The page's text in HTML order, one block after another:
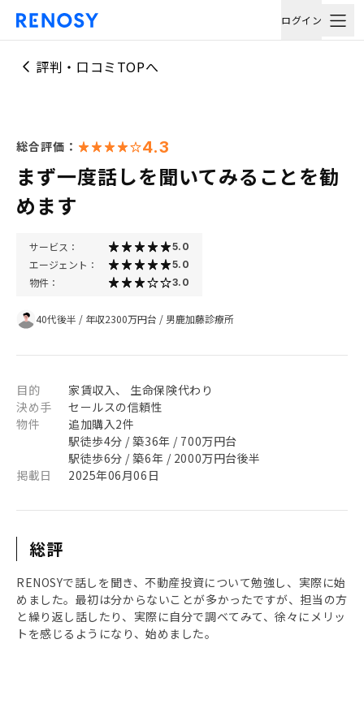
ログイン
評判・口コミTOPへ
総合評価： 4.3
まず一度話しを聞いてみることを勧
めます
サービス： 5.0
エージェント： 5.0
物件： 3.0
40代後半 / 年収2300万円台 / 男鹿加藤診療所
目的
家賃収入、 生命保険代わり
決め手
セールスの信頼性
物件
追加購入2件
駅徒歩4分 / 築36年 / 700万円台
駅徒歩6分 / 築6年 / 2000万円台後半
掲載日
2025年06月06日
総評
RENOSYで話しを聞き、不動産投資について勉強し、実際に始
めました。最初は分からないことが多かったですが、担当の方
と繰り返し話したり、実際に自分で調ベてみて、徐々にメリッ
トを感じるようになり、始めました。